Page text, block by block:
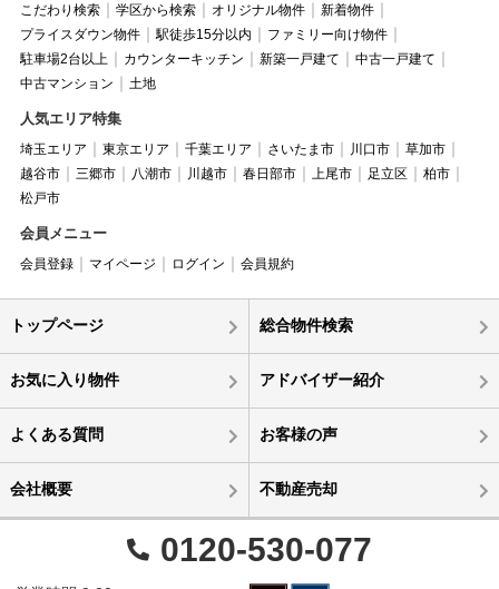
こだわり検索 学区から検索 オリジナル物件
新着物件
プライスダウン物件
駅徒歩15分以内
ファミリー向け物件
駐車場2台以上
カウンターキッチン 新築一戸建て
中古一戸建て
中古マンション
土地
人気エリア特集
埼玉エリア 東京エリア 千葉エリア さいたま市 川口市
草加市
越谷市
三郷市 八潮市 川越市 春日部市 上尾市 足立区
柏市
松戸市
会員メニュー
会員登録 マイページ ログイン 会員規約
トップページ 総合物件検索
お気に入り物件 アドバイザー紹介
よくある質問 お客様の声
会社概要 不動産売却
0120-530-077